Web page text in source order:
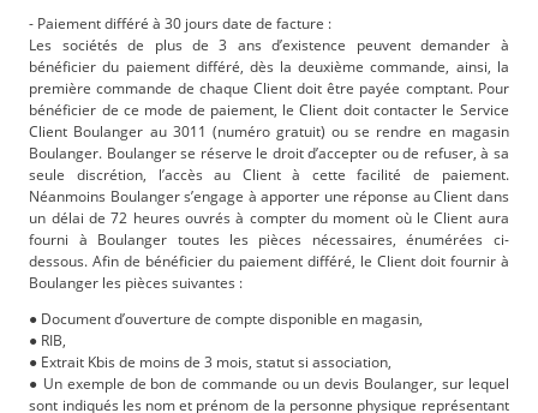
- Paiement différé à 30 jours date de facture :
Les sociétés de plus de 3 ans d’existence peuvent demander à
bénéficier du paiement différé, dès la deuxième commande, ainsi, la
première commande de chaque Client doit être payée comptant. Pour
bénéficier de ce mode de paiement, le Client doit contacter le Service
Client Boulanger au 3011 (numéro gratuit) ou se rendre en magasin
Boulanger. Boulanger se réserve le droit d’accepter ou de refuser, à sa
seule discrétion, l’accès au Client à cette facilité de paiement.
Néanmoins Boulanger s’engage à apporter une réponse au Client dans
un délai de 72 heures ouvrés à compter du moment où le Client aura
fourni à Boulanger toutes les pièces nécessaires, énumérées ci-
dessous. Afin de bénéficier du paiement différé, le Client doit fournir à
Boulanger les pièces suivantes :
● Document d’ouverture de compte disponible en magasin,
● RIB,
● Extrait Kbis de moins de 3 mois, statut si association,
● Un exemple de bon de commande ou un devis Boulanger, sur lequel
sont indiqués les nom et prénom de la personne physique représentant